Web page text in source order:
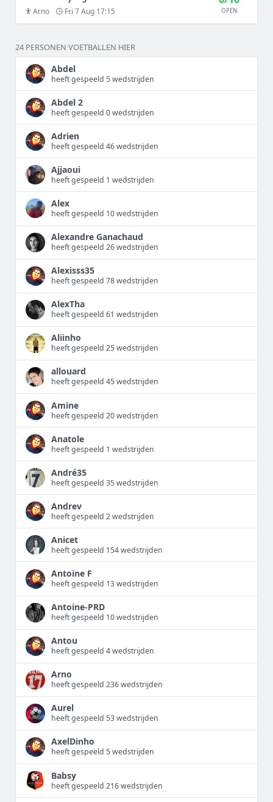
Arno Fri 7 Aug 17:15 OPEN
24 PERSONEN VOETBALLEN HIER
Abdel
heeft gespeeld 5 wedstrijden
Abdel 2
heeft gespeeld 0 wedstrijden
Adrien
heeft gespeeld 46 wedstrijden
Ajjaoui
heeft gespeeld 1 wedstrijden
Alex
heeft gespeeld 10 wedstrijden
Alexandre Ganachaud
heeft gespeeld 26 wedstrijden
Alexisss35
heeft gespeeld 78 wedstrijden
AlexTha
heeft gespeeld 61 wedstrijden
Aliinho
heeft gespeeld 25 wedstrijden
allouard
heeft gespeeld 45 wedstrijden
Amine
heeft gespeeld 20 wedstrijden
Anatole
heeft gespeeld 1 wedstrijden
André35
heeft gespeeld 35 wedstrijden
Andrev
heeft gespeeld 2 wedstrijden
Anicet
heeft gespeeld 154 wedstrijden
Antoine F
heeft gespeeld 13 wedstrijden
Antoine-PRD
heeft gespeeld 10 wedstrijden
Antou
heeft gespeeld 4 wedstrijden
Arno
heeft gespeeld 236 wedstrijden
Aurel
heeft gespeeld 53 wedstrijden
AxelDinho
heeft gespeeld 5 wedstrijden
Babsy
heeft gespeeld 216 wedstrijden